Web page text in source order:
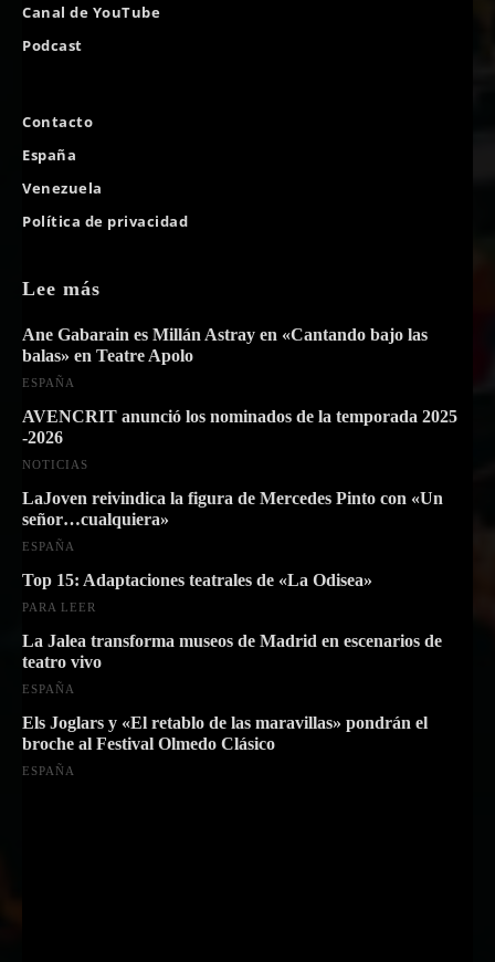
Canal de YouTube
Podcast
Contacto
España
Venezuela
Política de privacidad
Lee más
Ane Gabarain es Millán Astray en «Cantando bajo las
balas» en Teatre Apolo
ESPAÑA
AVENCRIT anunció los nominados de la temporada 2025
-2026
NOTICIAS
LaJoven reivindica la figura de Mercedes Pinto con «Un
señor…cualquiera»
ESPAÑA
Top 15: Adaptaciones teatrales de «La Odisea»
PARA LEER
La Jalea transforma museos de Madrid en escenarios de
teatro vivo
ESPAÑA
Els Joglars y «El retablo de las maravillas» pondrán el
broche al Festival Olmedo Clásico
ESPAÑA